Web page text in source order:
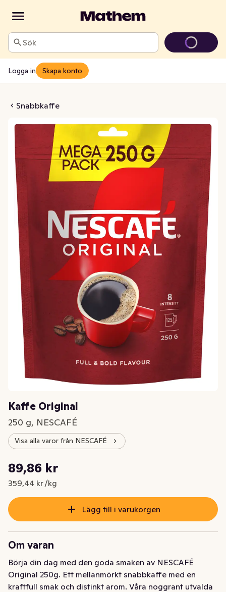
Sök
Logga in Skapa konto
Snabbkaffe
Original
Kaffe Original
250 g, NESCAFÉ
Visa alla varor från NESCAFÉ
Nuvarande pris är: 89,86 kr
89,86 kr
359,44 kr /kg
Styckpris: 359,44 kr /kg
Lägg till i varukorgen
Om varan
Börja din dag med den goda smaken av NESCAFÉ
Original 250g. Ett mellanmörkt snabbkaffe med en
kraftfull smak och distinkt arom. Våra noggrant utvalda